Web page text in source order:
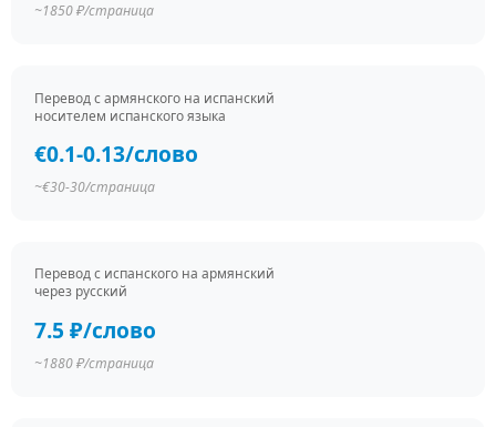
~1850 ₽/страница
Перевод c армянского на испанский
носителем испанского языка
€0.1-0.13/слово
~€30-30/страница
Перевод c испанского на армянский
через русский
7.5 ₽/слово
~1880 ₽/страница